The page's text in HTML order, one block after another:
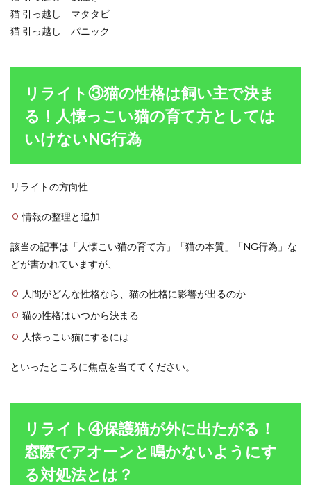
猫 引っ越し マタタビ
猫 引っ越し パニック
リライト③猫の性格は飼い主で決ま
る！人懐っこい猫の育て方としては
いけないNG行為
リライトの方向性
情報の整理と追加
該当の記事は「人懐こい猫の育て方」「猫の本質」「NG行為」な
どが書かれていますが、
人間がどんな性格なら、猫の性格に影響が出るのか
猫の性格はいつから決まる
人懐っこい猫にするには
といったところに焦点を当ててください。
リライト④保護猫が外に出たがる！
窓際でアオーンと鳴かないようにす
る対処法とは？